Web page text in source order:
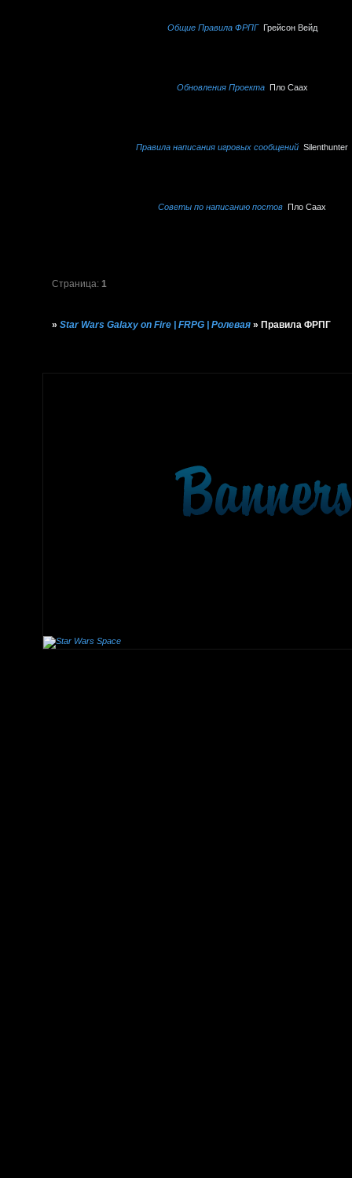
Общие Правила ФРПГ Грейсон Вейд
Обновления Проекта Пло Саах
Правила написания игровых сообщений Silenthunter
Советы по написанию постов Пло Саах
Страница:1
»Star Wars Galaxy on Fire | FRPG | Ролевая »Правила ФРПГ